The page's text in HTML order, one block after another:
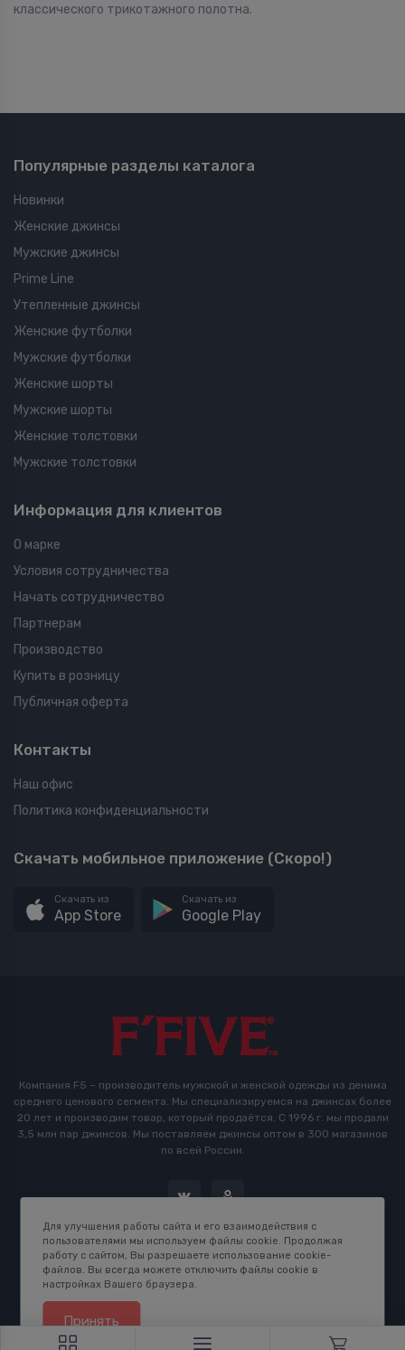
классического трикотажного полотна.
Популярные разделы каталога
Новинки
Женские джинсы
Мужские джинсы
Prime Line
Утепленные джинсы
Женские футболки
Мужские футболки
Женские шорты
Мужские шорты
Женские толстовки
Мужские толстовки
Информация для клиентов
О марке
Условия сотрудничества
Начать сотрудничество
Партнерам
Производство
Купить в розницу
Публичная оферта
Контакты
Наш офис
Политика конфиденциальности
Скачать мобильное приложение (Скоро!)
Скачать из
App Store
Скачать из
Google Play
Компания F5 – производитель мужской и женской одежды из денима
среднего ценового сегмента. Мы специализируемся на джинсах более
20 лет и производим товар, который продаётся. С 1996 г. мы продали
3,5 млн пар джинсов. Мы поставляем джинсы оптом в 300 магазинов
по всей России.
Для улучшения работы сайта и его взаимодействия с
пользователями мы используем файлы cookie. Продолжая
работу с сайтом, Вы разрешаете использование cookie-
файлов. Вы всегда можете отключить файлы cookie в
настройках Вашего браузера.
Принять